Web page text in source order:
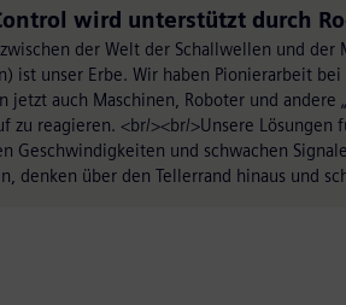
wird unterstützt durch
der Welt der Schallwellen und
ist unser Erbe. Wir haben Pionierarbeit
jetzt auch Maschinen, Roboter und
zu reagieren. <br/><br/>Unsere
Geschwindigkeiten und schwachen
denken über den Tellerrand hinaus und